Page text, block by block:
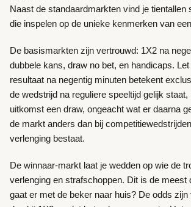
Naast de standaardmarkten vind je tientallen
die inspelen op de unieke kenmerken van
De basismarkten zijn vertrouwd: 1X2 na
dubbele kans, draw no bet, en handicaps.
resultaat na negentig minuten betekent
de wedstrijd na reguliere speeltijd gelijk staat,
uitkomst een draw, ongeacht wat er daarna
de markt anders dan bij
verlenging bestaat.
De winnaar-markt laat je wedden op wie de
verlenging en strafschoppen. Dit is de meest
gaat er met de beker naar huis? De odds